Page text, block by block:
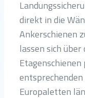
direkt in die
Ankerschienen
lassen sich
Europaletten